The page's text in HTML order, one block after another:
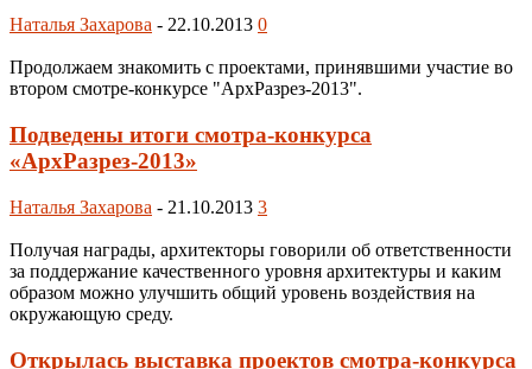
Наталья Захарова - 22.10.2013 0
Продолжаем знакомить с проектами, принявшими участие во
втором смотре-конкурсе "АрхРазрез-2013".
Подведены итоги смотра-конкурса
«АрхРазрез-2013»
Наталья Захарова - 21.10.2013 3
Получая награды, архитекторы говорили об ответственности
за поддержание качественного уровня архитектуры и каким
образом можно улучшить общий уровень воздействия на
окружающую среду.
Открылась выставка проектов смотра-конкурса